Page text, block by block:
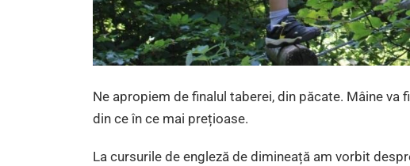
Ne apropiem de finalul taberei, din păcate. Mâine
din ce în ce mai prețioase.
La cursurile de engleză de dimineață am vorbit